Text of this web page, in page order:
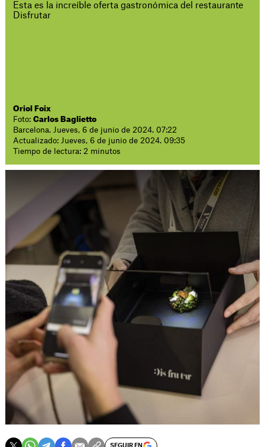
Esta es la increíble oferta gastronómica del restaurante
Disfrutar
Oriol Foix
Foto:Carlos Baglietto
Barcelona. Jueves, 6 de junio de 2024. 07:22
Actualizado: Jueves, 6 de junio de 2024. 09:35
Tiempo de lectura: 2 minutos